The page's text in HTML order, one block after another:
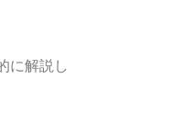
に解説し